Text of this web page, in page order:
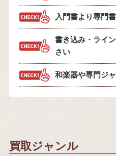
入門書より専門書
書き込み・ライ
さい
和楽器や専門ジ
買取ジャンル